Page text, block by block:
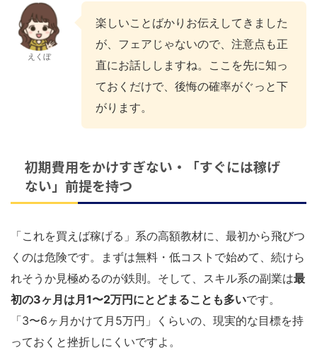
えくぼ
楽しいことばかりお伝えしてきました
が、フェアじゃないので、注意点も正
直にお話ししますね。ここを先に知っ
ておくだけで、後悔の確率がぐっと下
がります。
初期費用をかけすぎない・「すぐには稼げ
ない」前提を持つ
「これを買えば稼げる」系の高額教材に、最初から飛びつ
くのは危険です。まずは無料・低コストで始めて、続けら
れそうか見極めるのが鉄則。そして、スキル系の副業は最
初の3ヶ月は月1〜2万円にとどまることも多いです。
「3〜6ヶ月かけて月5万円」くらいの、現実的な目標を持
っておくと挫折しにくいですよ。